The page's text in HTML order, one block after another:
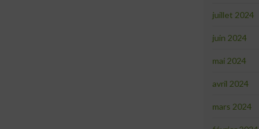
juillet 2024
juin 2024
mai 2024
avril 2024
mars 2024